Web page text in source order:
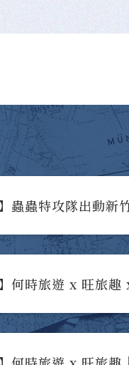
】蟲蟲特攻隊出動
何時旅遊 x 旺旅